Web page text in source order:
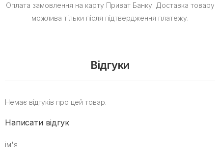
Оплата замовлення на карту Приват Банку. Доставка товару
можлива тільки після підтвердження платежу.
Відгуки
Немає відгуків про цей товар.
Написати відгук
ім'я